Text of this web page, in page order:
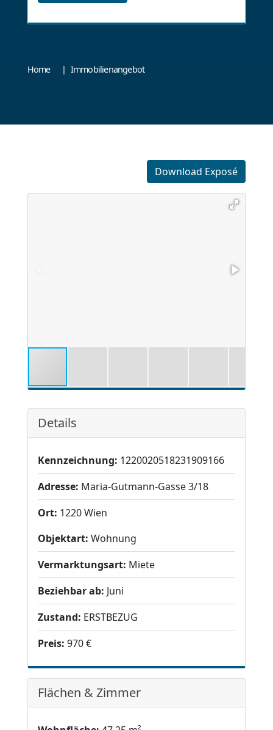
Home Immobilienangebot
Download Exposé
Details
Kennzeichnung: 1220020518231909166
Adresse: Maria-Gutmann-Gasse 3/18
Ort: 1220 Wien
Objektart: Wohnung
Vermarktungsart: Miete
Beziehbar ab: Juni
Zustand: ERSTBEZUG
Preis: 970 €
Flächen & Zimmer